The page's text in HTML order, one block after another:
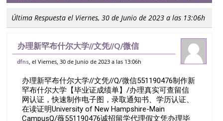
Última Respuesta el Viernes, 30 de Junio de 2023 a las 13:06h
办理新罕布什尔大学//文凭//Q/微信
551190476制作新罕布什尔大学【毕业证
制作电子图，录取通知书、学历认证、在
dfns , el Viernes, 30 de Junio de 2023 a las 13:06h
办理新罕布什尔大学//文凭//Q/微信551190476制作新
罕布什尔大学【毕业证成绩单】/办理真实可查留信
网认证，快速制作电子图，录取通知书、学历认证、
在读证明University of New Hampshire-Main
CampusQ/薇551190476诚招留学代理假文凭办理毕